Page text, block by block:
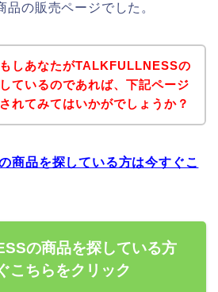
の販売ページでした。
しあなたがTALKFULLNESSの
ているのであれば、下記ページ
れてみてはいかがでしょうか？
商品を探している方は今すぐこ
の商品を探している方
こちらをクリック